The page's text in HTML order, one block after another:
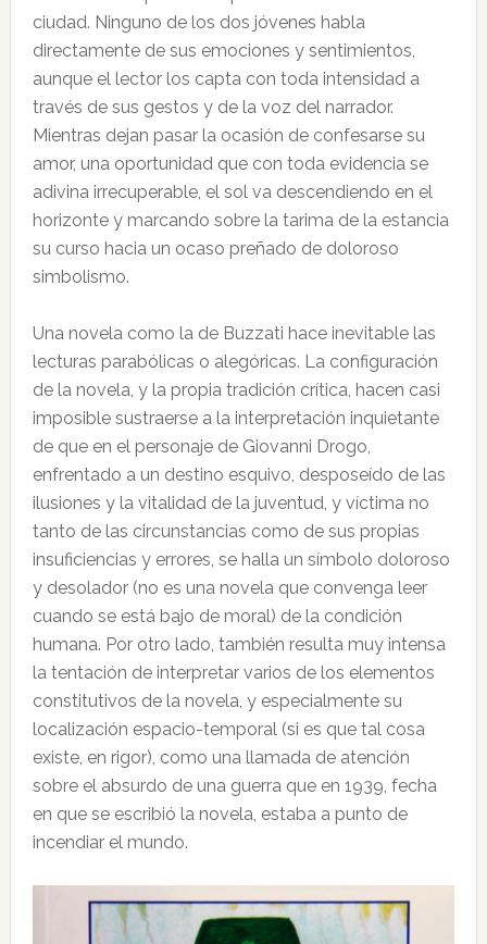
ciudad. Ninguno de los dos jóvenes habla
directamente de sus emociones y sentimientos,
aunque el lector los capta con toda intensidad a
través de sus gestos y de la voz del narrador.
Mientras dejan pasar la ocasión de confesarse su
amor, una oportunidad que con toda evidencia se
adivina irrecuperable, el sol va descendiendo en el
horizonte y marcando sobre la tarima de la estancia
su curso hacia un ocaso preñado de doloroso
simbolismo.
Una novela como la de Buzzati hace inevitable las
lecturas parabólicas o alegóricas. La configuración
de la novela, y la propia tradición crítica, hacen casi
imposible sustraerse a la interpretación inquietante
de que en el personaje de Giovanni Drogo,
enfrentado a un destino esquivo, desposeído de las
ilusiones y la vitalidad de la juventud, y víctima no
tanto de las circunstancias como de sus propias
insuficiencias y errores, se halla un símbolo doloroso
y desolador (no es una novela que convenga leer
cuando se está bajo de moral) de la condición
humana. Por otro lado, también resulta muy intensa
la tentación de interpretar varios de los elementos
constitutivos de la novela, y especialmente su
localización espacio-temporal (si es que tal cosa
existe, en rigor), como una llamada de atención
sobre el absurdo de una guerra que en 1939, fecha
en que se escribió la novela, estaba a punto de
incendiar el mundo.